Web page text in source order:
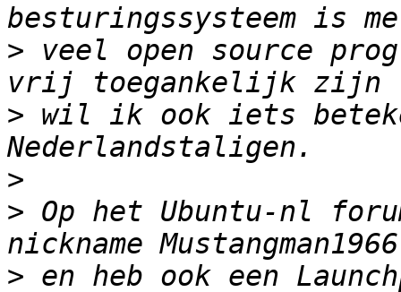
> veel open source
> wil ik ook iets
>
> Op het Ubuntu-nl
>